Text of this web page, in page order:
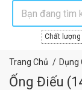
Chất
Trang Chủ Dụng
Ống Điếu (